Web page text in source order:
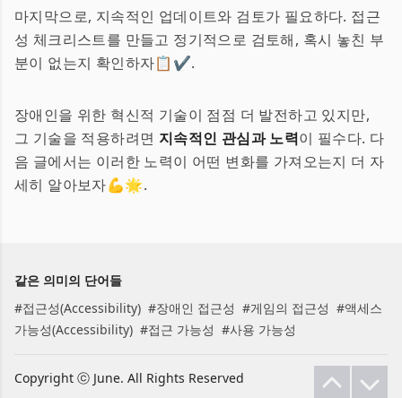
마지막으로, 지속적인 업데이트와 검토가 필요하다. 접근
성 체크리스트를 만들고 정기적으로 검토해, 혹시 놓친 부
분이 없는지 확인하자📋✔️.
장애인을 위한 혁신적 기술이 점점 더 발전하고 있지만,
그 기술을 적용하려면 지속적인 관심과 노력이 필수다. 다
음 글에서는 이러한 노력이 어떤 변화를 가져오는지 더 자
세히 알아보자💪🌟.
같은 의미의 단어들
#접근성(Accessibility) #장애인 접근성 #게임의 접근성 #액세스
가능성(Accessibility) #접근 가능성 #사용 가능성
Copyright ⓒ June. All Rights Reserved